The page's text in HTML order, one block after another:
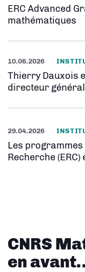
ERC Advanced
mathématiques
10.06.2026
Thierry Dauxois
directeur général
29.04.2026
Les
Recherche
CNRS
en